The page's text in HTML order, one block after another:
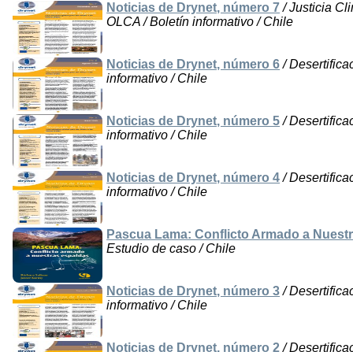
Noticias de Drynet, número 7/ Justicia
OLCA / Boletín informativo / Chile
Noticias de Drynet, número 6/
informativo / Chile
Noticias de Drynet, número 5/
informativo / Chile
Noticias de Drynet, número 4/
informativo / Chile
Pascua Lama: Conflicto Armado a
Estudio de caso / Chile
Noticias de Drynet, número 3/
informativo / Chile
Noticias de Drynet, número 2/